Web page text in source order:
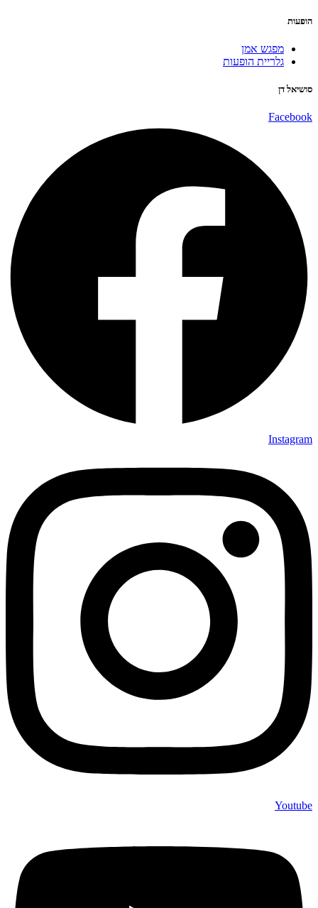
הופעות
מפגש אמן
גלריית הופעות
סושיאל דן
Facebook
Instagram
Youtube